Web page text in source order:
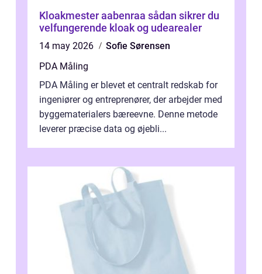
Kloakmester aabenraa sådan sikrer du
velfungerende kloak og udearealer
14 may 2026
Sofie Sørensen
PDA Måling
PDA Måling er blevet et centralt redskab for
ingeniører og entreprenører, der arbejder med
byggematerialers bæreevne. Denne metode
leverer præcise data og øjebli...